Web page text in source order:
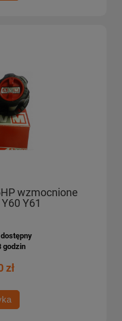
wzmocnione
Y61
dostępny
godzin
zł